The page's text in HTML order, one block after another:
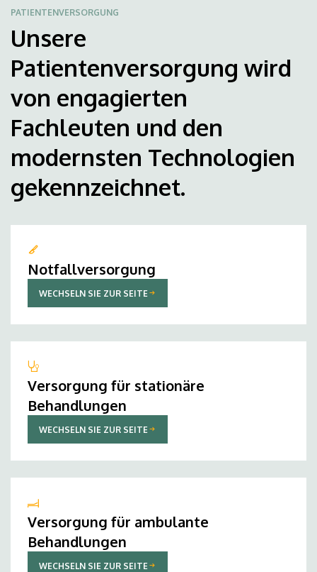
PATIENTENVERSORGUNG
Unsere
Patientenversorgung wird
von engagierten
Fachleuten und den
modernsten Technologien
gekennzeichnet.
Notfallversorgung
WECHSELN SIE ZUR SEITE
Versorgung für stationäre
Behandlungen
WECHSELN SIE ZUR SEITE
Versorgung für ambulante
Behandlungen
WECHSELN SIE ZUR SEITE